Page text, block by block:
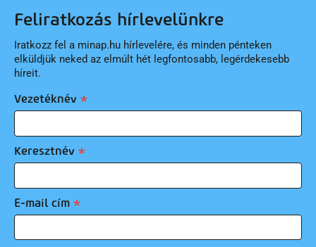
Feliratkozás hírlevelünkre
Iratkozz fel a minap.hu hírlevelére, és minden pénteken
elküldjük neked az elmúlt hét legfontosabb, legérdekesebb
híreit.
Vezetéknév
Keresztnév
E-mail cím